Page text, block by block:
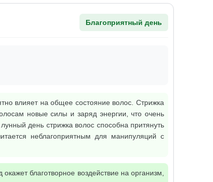
Благоприятный день
влияет на общее состояние волос. Стрижка
новые силы и заряд энергии, что очень
день стрижка волос способна притянуть
неблагоприятным для манипуляций с
окажет благотворное воздействие на организм,